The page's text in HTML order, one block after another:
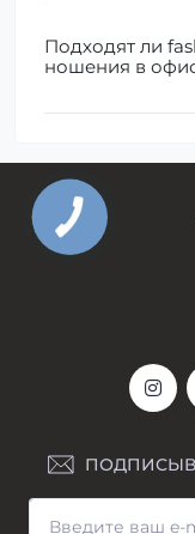
Подходят ли
ношения в